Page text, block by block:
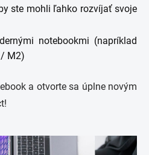
ste mohli ľahko rozvíjať svoje
notebookmi (napríklad
​​​​M2)
a otvorte sa úplne novým